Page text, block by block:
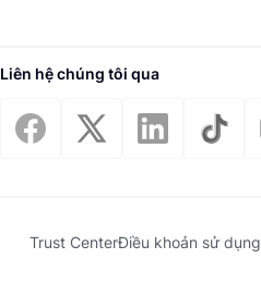
Liên hệ chúng tôi qua
Trust CenterĐiều khoản sử dụng